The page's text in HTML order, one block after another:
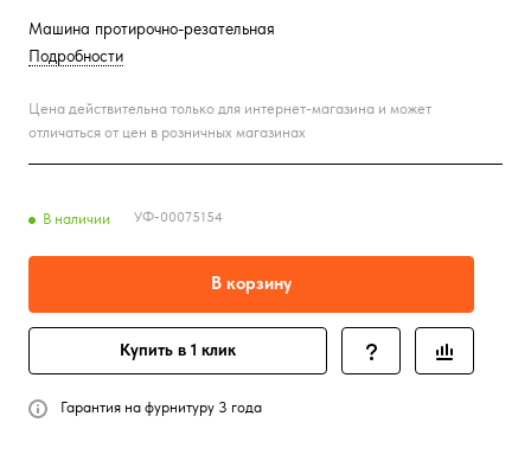
Машина протирочно-резательная
Подробности
Цена действительна только для интернет-магазина и может
отличаться от цен в розничных магазинах
В наличии УФ-00075154
В корзину
Купить в 1 клик
Гарантия на фурнитуру 3 года